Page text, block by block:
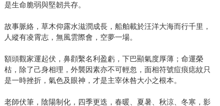
是生命脆弱與堅韌共存。
故事脈絡，草木仰露水滋潤成長，船舶載於汪洋大海而行千里，
人縱有凌霄志，無風雲際會，空夢一場。
額頭觀家運起伏，鼻顴繫名利盈虧，下巴顯氣度厚薄；命運榮
枯，除了己身相理，外襲因素亦不可輕忽，面相符號痘痕痣紋只
是一時挫折，氣色及眼神，才是主宰休咎大小之根本。
老師伏筆，陰陽制化，四季更迭，春暖、夏暑、秋涼、冬寒，影